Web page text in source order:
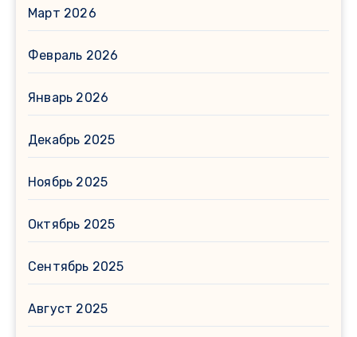
Март 2026
Февраль 2026
Январь 2026
Декабрь 2025
Ноябрь 2025
Октябрь 2025
Сентябрь 2025
Август 2025